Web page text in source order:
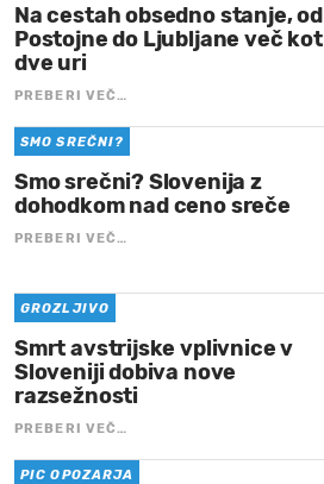
Na cestah obsedno stanje, od
Postojne do Ljubljane več kot
dve uri
PREBERI VEČ…
SMO SREČNI?
Smo srečni? Slovenija z
dohodkom nad ceno sreče
PREBERI VEČ…
GROZLJIVO
Smrt avstrijske vplivnice v
Sloveniji dobiva nove
razsežnosti
PREBERI VEČ…
PIC OPOZARJA